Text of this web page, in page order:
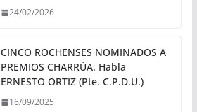
24/02/2026
CINCO ROCHENSES NOMINADOS A
PREMIOS CHARRÚA. Habla
ERNESTO ORTIZ (Pte. C.P.D.U.)
16/09/2025